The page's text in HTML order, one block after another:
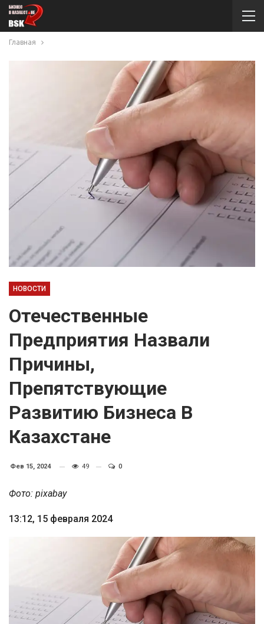
Главная
НОВОСТИ
Отечественные
Предприятия Назвали
Причины,
Препятствующие
Развитию Бизнеса В
Казахстане
Фев 15, 2024 49 0
Фото: pixabay
13:12, 15 февраля 2024